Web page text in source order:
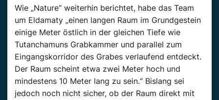
Wie „Nature“ weiterhin berichtet, habe das Team
um Eldamaty „einen langen Raum im Grundgestein
einige Meter östlich in der gleichen Tiefe wie
Tutanchamuns Grabkammer und parallel zum
Eingangskorridor des Grabes verlaufend entdeckt.
Der Raum scheint etwa zwei Meter hoch und
mindestens 10 Meter lang zu sein.“ Bislang sei
jedoch noch nicht sicher, ob der Raum direkt mit